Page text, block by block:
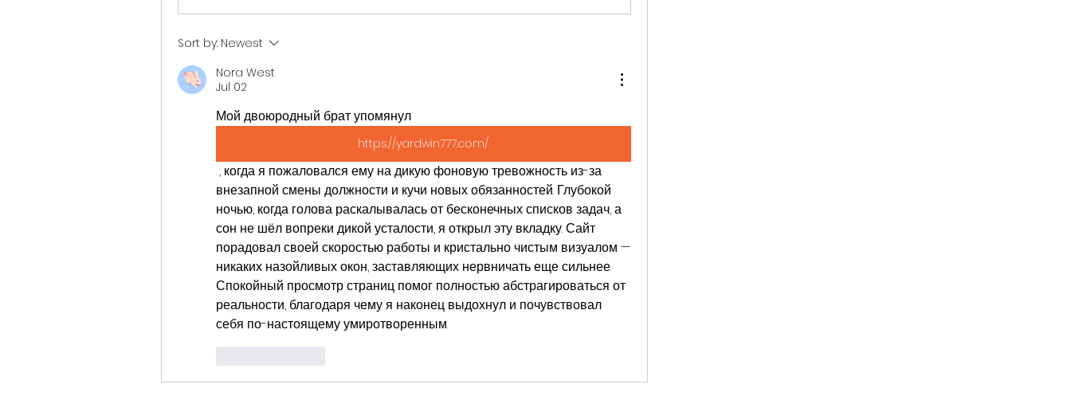
Sort by: Newest
Nora West
Jul 02
Мой двоюродный брат упомянул
https://yardwin777.com/
, когда я пожаловался ему на дикую фоновую тревожность из-за
внезапной смены должности и кучи новых обязанностей. Глубокой
ночью, когда голова раскалывалась от бесконечных списков задач, а
сон не шёл вопреки дикой усталости, я открыл эту вкладку. Сайт
порадовал своей скоростью работы и кристально чистым визуалом —
никаких назойливых окон, заставляющих нервничать еще сильнее.
Спокойный просмотр страниц помог полностью абстрагироваться от
реальности, благодаря чему я наконец выдохнул и почувствовал
себя по-настоящему умиротворенным.